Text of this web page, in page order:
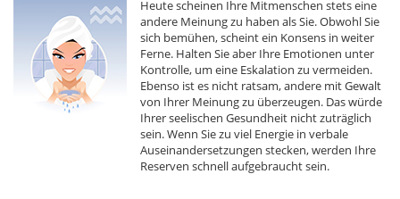
Heute scheinen Ihre Mitmenschen stets eine
andere Meinung zu haben als Sie. Obwohl Sie
sich bemühen, scheint ein Konsens in weiter
Ferne. Halten Sie aber Ihre Emotionen unter
Kontrolle, um eine Eskalation zu vermeiden.
Ebenso ist es nicht ratsam, andere mit Gewalt
von Ihrer Meinung zu überzeugen. Das würde
Ihrer seelischen Gesundheit nicht zuträglich
sein. Wenn Sie zu viel Energie in verbale
Auseinandersetzungen stecken, werden Ihre
Reserven schnell aufgebraucht sein.